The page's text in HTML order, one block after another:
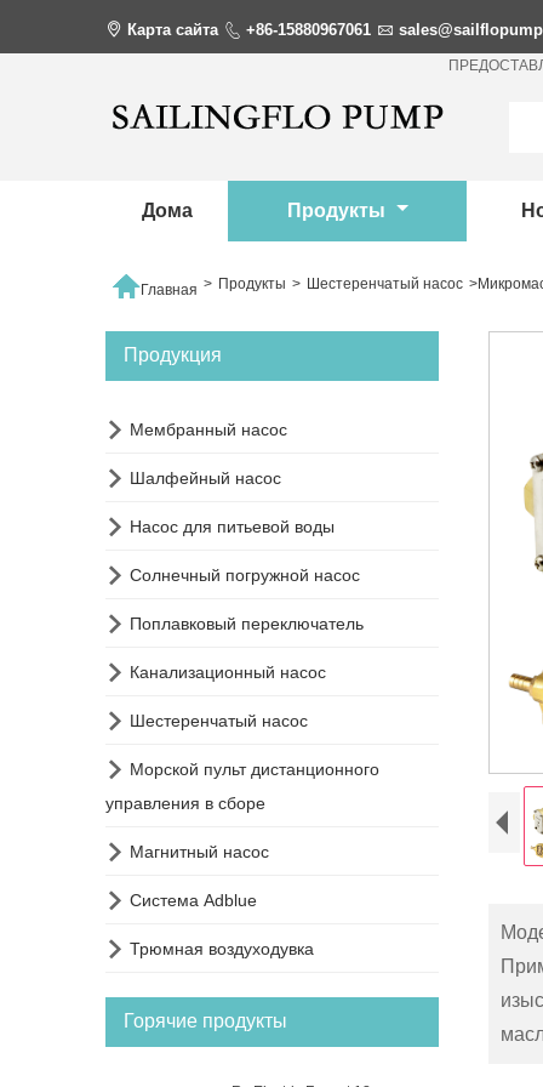
 Карта сайта  +86-15880967061 
Дома Продукты
Главная > Продукты > Шестеренчатый насос >
Продукция
 Мембранный насос
 Шалфейный насос
 Насос для питьевой воды
 Солнечный погружной насос
 Поплавковый переключатель
 Канализационный насос
 Шестеренчатый насос
 Морской пульт дистанционного
управления в сборе
 Магнитный насос
 Система Adblue
 Трюмная воздуходувка
Горячие продукты